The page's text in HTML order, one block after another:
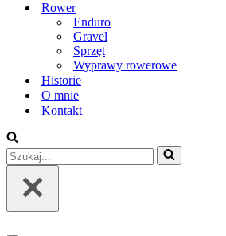
Rower
Enduro
Gravel
Sprzęt
Wyprawy rowerowe
Historie
O mnie
Kontakt
Szukaj...